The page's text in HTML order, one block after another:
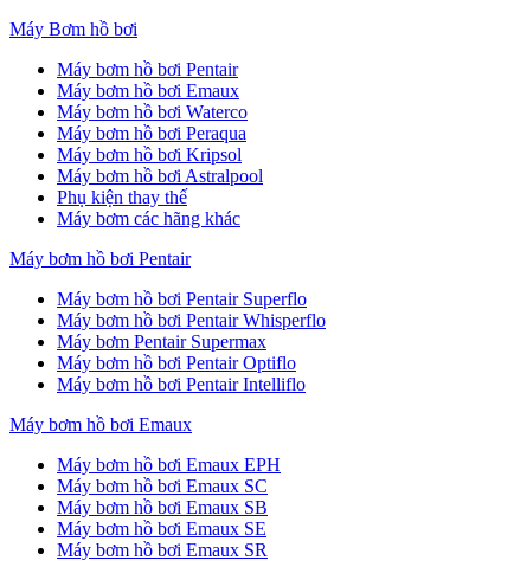
Máy Bơm hồ bơi
Máy bơm hồ bơi Pentair
Máy bơm hồ bơi Emaux
Máy bơm hồ bơi Waterco
Máy bơm hồ bơi Peraqua
Máy bơm hồ bơi Kripsol
Máy bơm hồ bơi Astralpool
Phụ kiện thay thế
Máy bơm các hãng khác
Máy bơm hồ bơi Pentair
Máy bơm hồ bơi Pentair Superflo
Máy bơm hồ bơi Pentair Whisperflo
Máy bơm Pentair Supermax
Máy bơm hồ bơi Pentair Optiflo
Máy bơm hồ bơi Pentair Intelliflo
Máy bơm hồ bơi Emaux
Máy bơm hồ bơi Emaux EPH
Máy bơm hồ bơi Emaux SC
Máy bơm hồ bơi Emaux SB
Máy bơm hồ bơi Emaux SE
Máy bơm hồ bơi Emaux SR